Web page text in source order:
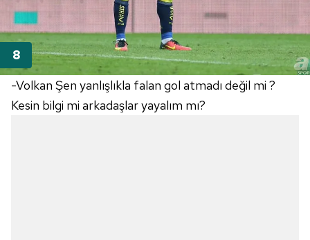
-Volkan Şen yanlışlıkla falan gol atmadı değil mi ?
Kesin bilgi mi arkadaşlar yayalım mı?